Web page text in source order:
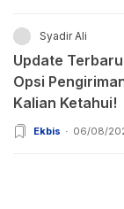
Syadir Ali
Update
Opsi
Kalian Ketahui!
Ekbis 06/08/